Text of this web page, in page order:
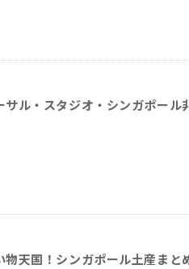
サル・スタジオ・シンガポール
物天国！シンガポール土産まと